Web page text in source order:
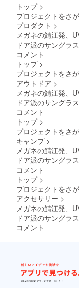
トップ >
プロジェクトをさ
プロダクト >
メガネの鯖江発、
ドア派のサングラ
コメント
トップ >
プロジェクトをさ
アウトドア >
メガネの鯖江発、
ドア派のサングラ
コメント
トップ >
プロジェクトをさ
キャンプ >
メガネの鯖江発、
ドア派のサングラ
コメント
トップ >
プロジェクトをさ
アクセサリー >
メガネの鯖江発、
ドア派のサングラ
コメント